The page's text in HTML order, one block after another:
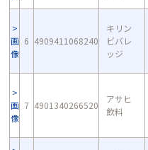
画
像
6 4909411068240
キリン
ビバレ
ッジ
画
像
7 4901340266520
アサヒ
飲料